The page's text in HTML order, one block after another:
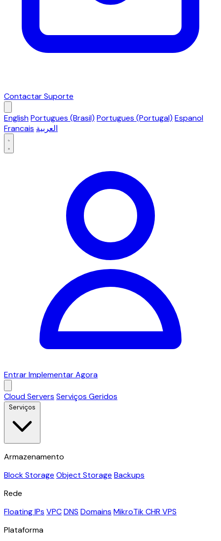
Contactar Suporte
EnglishPortugues (Brasil) Portugues (Portugal) Espanol
Francais العربية
EntrarImplementar Agora
Cloud Servers Serviços Geridos
Serviços
Armazenamento
Block Storage Object Storage Backups
Rede
Floating IPs VPCDNS Domains MikroTik CHR VPS
Plataforma